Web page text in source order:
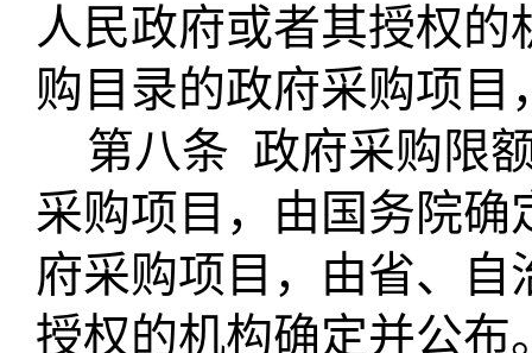
人民政府或者其授权
购目录的政府采购项
第八条 政府采购限
采购项目，由国务院
府采购项目，由省、
授权的机构确定并公布